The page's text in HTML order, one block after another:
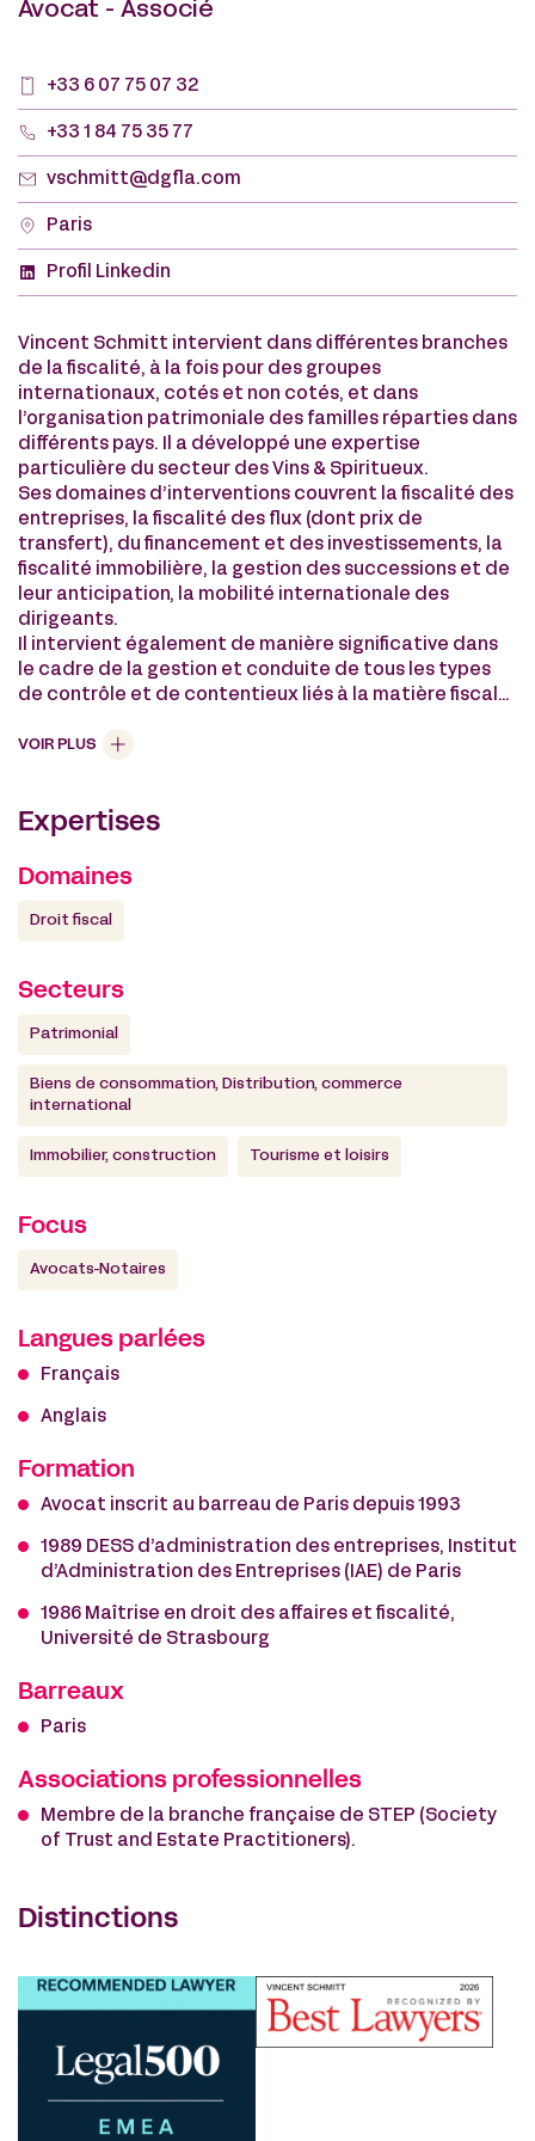
Avocat - Associé
+33 6 07 75 07 32
+33 1 84 75 35 77
vschmitt@dgfla.com
Paris
Profil Linkedin
Vincent Schmitt intervient dans différentes branches
de la fiscalité, à la fois pour des groupes
internationaux, cotés et non cotés, et dans
l’organisation patrimoniale des familles réparties dans
différents pays. Il a développé une expertise
particulière du secteur des Vins & Spiritueux.
Ses domaines d’interventions couvrent la fiscalité des
entreprises, la fiscalité des flux (dont prix de
transfert), du financement et des investissements, la
fiscalité immobilière, la gestion des successions et de
leur anticipation, la mobilité internationale des
dirigeants.
Il intervient également de manière significative dans
le cadre de la gestion et conduite de tous les types
de contrôle et de contentieux liés à la matière fiscale,
Grâce à sa maitrise des conventions fiscales, à sa
Schmitt est reconnu pour ses interventions dans le
Vincent Schmitt est diplômé en Droit des Affaires et
Paris.
VOIR PLUS
Expertises
Domaines
Droit fiscal
Secteurs
Patrimonial
Biens de consommation, Distribution, commerce
international
Immobilier, construction Tourisme et loisirs
Focus
Avocats-Notaires
Langues parlées
Français
Anglais
Formation
Avocat inscrit au barreau de Paris depuis 1993
1989 DESS d’administration des entreprises, Institut
d’Administration des Entreprises (IAE) de Paris
1986 Maîtrise en droit des affaires et fiscalité,
Université de Strasbourg
Barreaux
Paris
Associations professionnelles
Membre de la branche française de STEP (Society
of Trust and Estate Practitioners).
Distinctions